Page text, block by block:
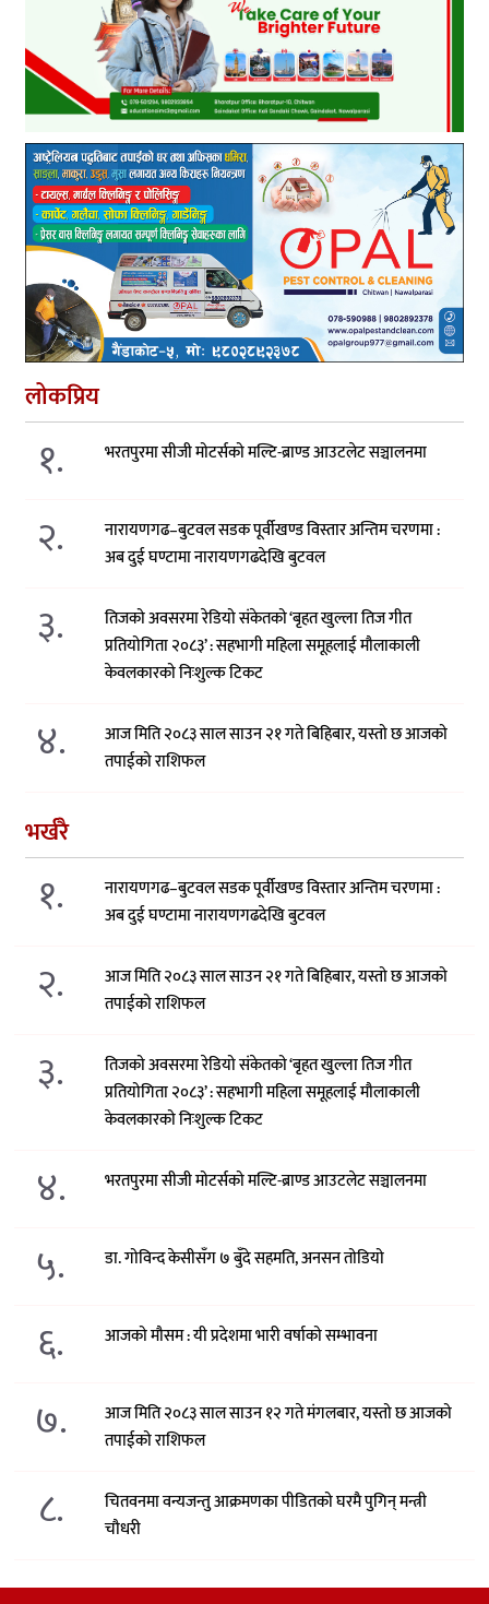
लोकप्रिय
१. भरतपुरमा सीजी मोटर्सको मल्टि-ब्राण्ड आउटलेट सञ्चालनमा
२.
नारायणगढ–बुटवल सडक पूर्वीखण्ड विस्तार अन्तिम चरणमा :
अब दुई घण्टामा नारायणगढदेखि बुटवल
३.
तिजको अवसरमा रेडियो संकेतको ‘बृहत खुल्ला तिज गीत
प्रतियोगिता २०८३’ : सहभागी महिला समूहलाई मौलाकाली
केवलकारको निःशुल्क टिकट
४.
आज मिति २०८३ साल साउन २१ गते बिहिबार, यस्तो छ आजको
तपाईको राशिफल
भर्खरै
१.
नारायणगढ–बुटवल सडक पूर्वीखण्ड विस्तार अन्तिम चरणमा :
अब दुई घण्टामा नारायणगढदेखि बुटवल
२.
आज मिति २०८३ साल साउन २१ गते बिहिबार, यस्तो छ आजको
तपाईको राशिफल
३.
तिजको अवसरमा रेडियो संकेतको ‘बृहत खुल्ला तिज गीत
प्रतियोगिता २०८३’ : सहभागी महिला समूहलाई मौलाकाली
केवलकारको निःशुल्क टिकट
४. भरतपुरमा सीजी मोटर्सको मल्टि-ब्राण्ड आउटलेट सञ्चालनमा
५. डा. गोविन्द केसीसँग ७ बुँदे सहमति, अनसन तोडियो
६. आजको मौसम : यी प्रदेशमा भारी वर्षाको सम्भावना
७.
आज मिति २०८३ साल साउन १२ गते मंगलबार, यस्तो छ आजको
तपाईको राशिफल
८.
चितवनमा वन्यजन्तु आक्रमणका पीडितको घरमै पुगिन् मन्त्री
चौधरी